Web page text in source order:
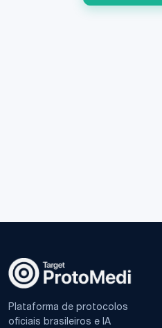
Plataforma de protocolos
oficiais brasileiros e IA